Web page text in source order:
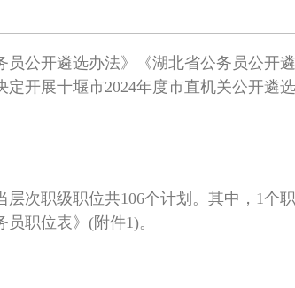
公开遴选办法》《湖北省公务员公开
开展十堰市2024年度市直机关公开遴
次职级职位共106个计划。其中，1个
职位表》(附件1)。